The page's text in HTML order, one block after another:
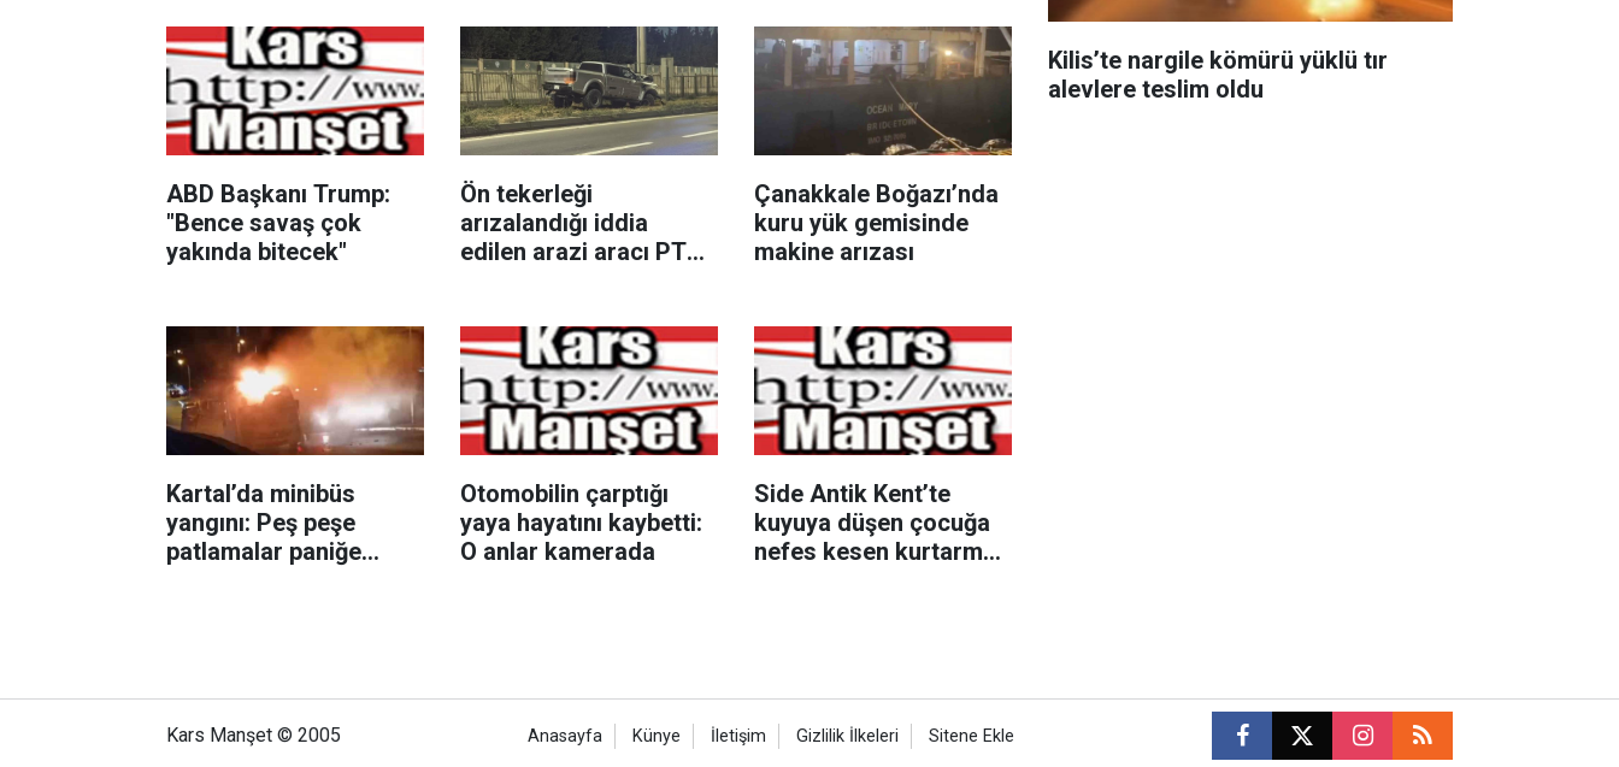
ABD Başkanı Trump:
"Bence savaş çok
yakında bitecek"
Ön tekerleği
arızalandığı iddia
edilen arazi aracı PTS
Çanakkale Boğazı’nda
kuru yük gemisinde
makine arızası
Kartal’da minibüs
yangını: Peş peşe
patlamalar paniğe
Otomobilin çarptığı
yaya hayatını kaybetti:
O anlar kamerada
Side Antik Kent’te
kuyuya düşen çocuğa
nefes kesen kurtarma
Kilis’te nargile kömürü yüklü tır
alevlere teslim oldu
Kars Manşet © 2005 Anasayfa Künye İletişim Gizlilik İlkeleri Sitene Ekle